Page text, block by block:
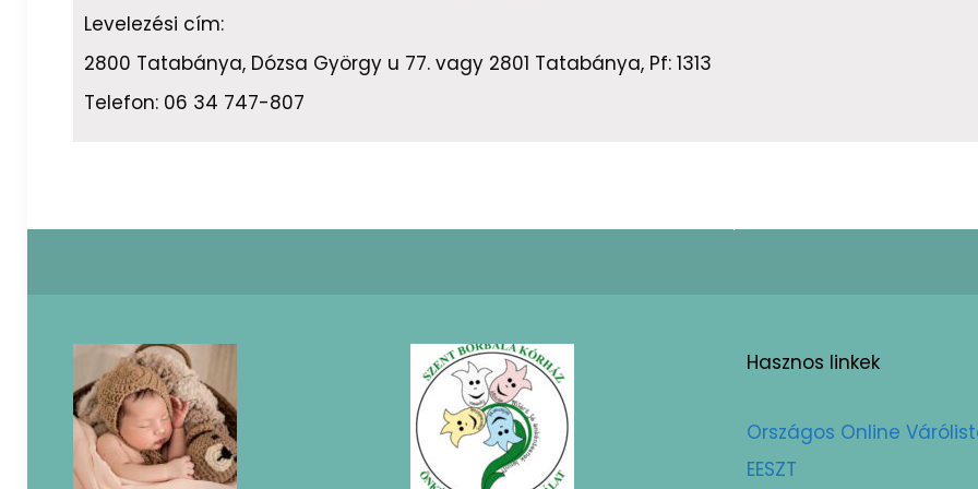
Levelezési cím:
2800 Tatabánya, Dózsa György u 77. vagy 2801 Tatabánya, Pf: 1313
Telefon: 06 34 747-807
Hasznos linkek
Országos Online
EESZT